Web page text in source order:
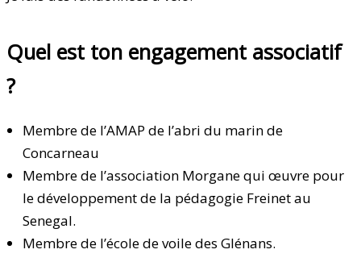
Quel est ton engagement associatif
?
Membre de l’AMAP de l’abri du marin de
Concarneau
Membre de l’association Morgane qui œuvre pour
le développement de la pédagogie Freinet au
Senegal.
Membre de l’école de voile des Glénans.